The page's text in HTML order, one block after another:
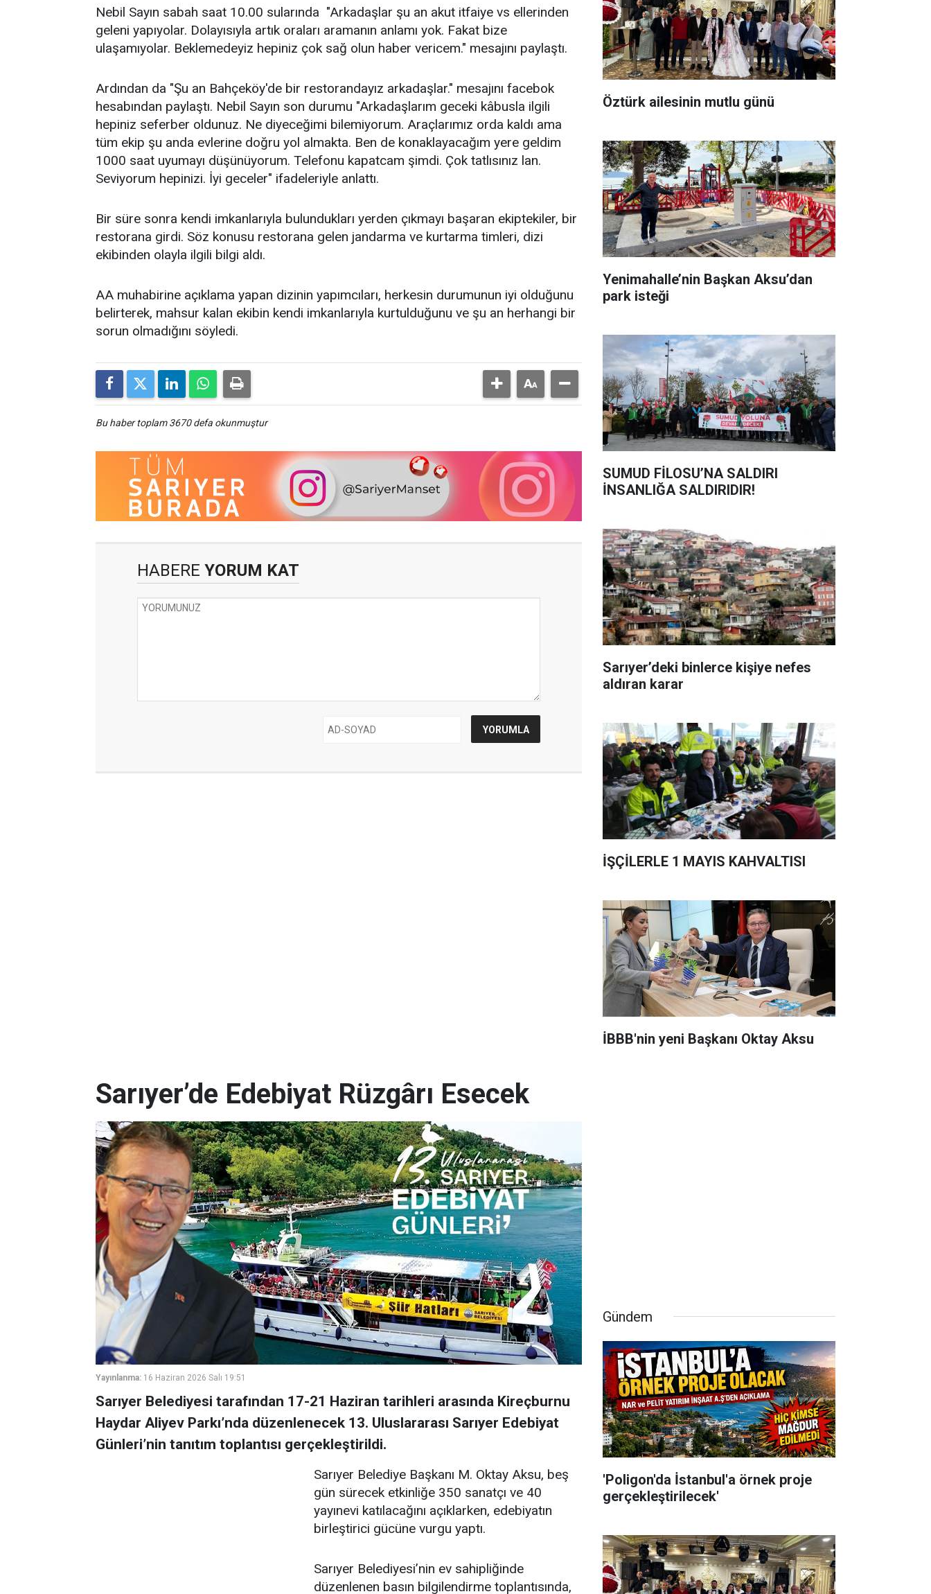
Nebil Sayın sabah saat 10.00 sularında "Arkadaşlar şu an akut itfaiye vs ellerinden
geleni yapıyolar. Dolayısıyla artık oraları aramanın anlamı yok. Fakat bize
ulaşamıyolar. Beklemedeyiz hepiniz çok sağ olun haber vericem." mesajını paylaştı.
Ardından da "Şu an Bahçeköy'de bir restorandayız arkadaşlar." mesajını facebok
hesabından paylaştı. Nebil Sayın son durumu "Arkadaşlarım geceki kâbusla ilgili
hepiniz seferber oldunuz. Ne diyeceğimi bilemiyorum. Araçlarımız orda kaldı ama
tüm ekip şu anda evlerine doğru yol almakta. Ben de konaklayacağım yere geldim
1000 saat uyumayı düşünüyorum. Telefonu kapatcam şimdi. Çok tatlısınız lan.
Seviyorum hepinizi. İyi geceler" ifadeleriyle anlattı.
Bir süre sonra kendi imkanlarıyla bulundukları yerden çıkmayı başaran ekiptekiler, bir
restorana girdi. Söz konusu restorana gelen jandarma ve kurtarma timleri, dizi
ekibinden olayla ilgili bilgi aldı.
AA muhabirine açıklama yapan dizinin yapımcıları, herkesin durumunun iyi olduğunu
belirterek, mahsur kalan ekibin kendi imkanlarıyla kurtulduğunu ve şu an herhangi bir
sorun olmadığını söyledi.
Bu haber toplam 3670 defa okunmuştur
HABERE YORUM KAT
Öztürk ailesinin mutlu günü
Yenimahalle’nin Başkan Aksu’dan
park isteği
SUMUD FİLOSU’NA SALDIRI
İNSANLIĞA SALDIRIDIR!
Sarıyer’deki binlerce kişiye nefes
aldıran karar
İŞÇİLERLE 1 MAYIS KAHVALTISI
İBBB'nin yeni Başkanı Oktay Aksu
Sarıyer’de Edebiyat Rüzgârı Esecek
Yayınlanma: 16 Haziran 2026 Salı 19:51
Sarıyer Belediyesi tarafından 17-21 Haziran tarihleri arasında Kireçburnu
Haydar Aliyev Parkı’nda düzenlenecek 13. Uluslararası Sarıyer Edebiyat
Günleri’nin tanıtım toplantısı gerçekleştirildi.
Sarıyer Belediye Başkanı M. Oktay Aksu, beş
gün sürecek etkinliğe 350 sanatçı ve 40
yayınevi katılacağını açıklarken, edebiyatın
birleştirici gücüne vurgu yaptı.
Sarıyer Belediyesi’nin ev sahipliğinde
düzenlenen basın bilgilendirme toplantısında,
Gündem
'Poligon'da İstanbul'a örnek proje
gerçekleştirilecek'